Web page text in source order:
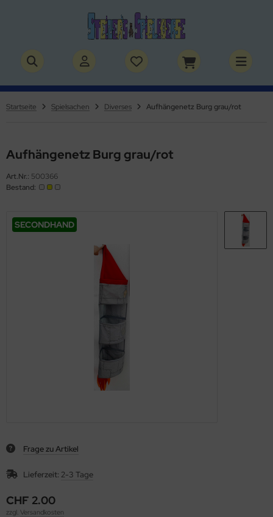
Startseite Spielsachen Diverses Aufhängenetz Burg grau/rot
Aufhängenetz Burg grau/rot
Art.Nr.: 500366
Bestand:
SECONDHAND
Frage zu Artikel
Lieferzeit: 2-3 Tage
CHF 2.00
zzgl. Versandkosten